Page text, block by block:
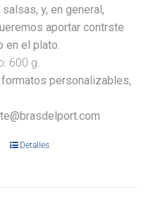
y, en general,
aportar contrste
en el plato.
600 g.
personalizables,
Detalles